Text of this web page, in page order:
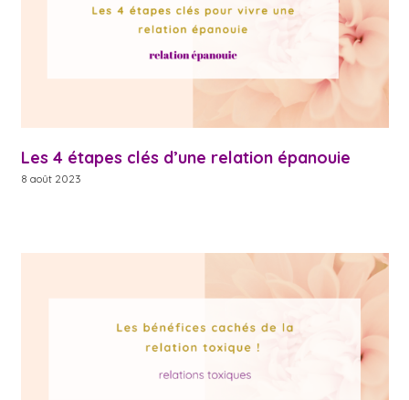
Les 4 étapes clés d’une relation épanouie
8 août 2023